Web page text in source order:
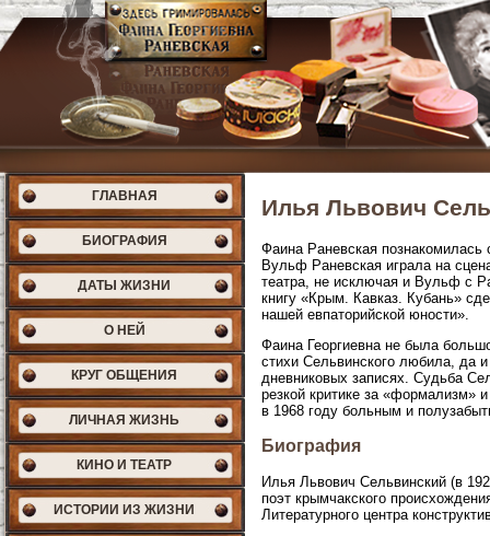
ГЛАВНАЯ
БИОГРАФИЯ
ДАТЫ ЖИЗНИ
О НЕЙ
КРУГ ОБЩЕНИЯ
ЛИЧНАЯ ЖИЗНЬ
КИНО И ТЕАТР
ИСТОРИИ ИЗ ЖИЗНИ
Илья Львович
Фаина Раневская
Вульф Раневская играла на
театра, не исключая и Вульф с
книгу «Крым. Кавказ. Кубань»
нашей евпаторийской юности».
Фаина Георгиевна не была
стихи Сельвинского любила, да
дневниковых записях. Судьба
резкой критике за «формализм»
в 1968 году больным и
Биография
Илья Львович Сельвинский (в
поэт крымчакского
Литературного центра